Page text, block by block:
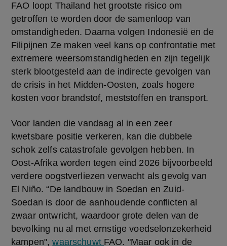
FAO loopt Thailand het grootste risico om
getroffen te worden door de samenloop van
omstandigheden. Daarna volgen Indonesië en de
Filipijnen Ze maken veel kans op confrontatie met
extremere weersomstandigheden en zijn tegelijk
sterk blootgesteld aan de indirecte gevolgen van
de crisis in het Midden-Oosten, zoals hogere
kosten voor brandstof, meststoffen en transport.
Voor landen die vandaag al in een zeer
kwetsbare positie verkeren, kan die dubbele
schok zelfs catastrofale gevolgen hebben. In
Oost-Afrika worden tegen eind 2026 bijvoorbeeld
verdere oogstverliezen verwacht als gevolg van
El Niño. “De landbouw in Soedan en Zuid-
Soedan is door de aanhoudende conflicten al
zwaar ontwricht, waardoor grote delen van de
bevolking nu al met ernstige voedselonzekerheid
kampen", waarschuwt FAO. "Maar ook in de